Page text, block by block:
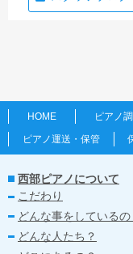
HOME ピアノ
ピアノ運送・保管
西部ピアノについて
こだわり
どんな事をしているの
どんな人たち？